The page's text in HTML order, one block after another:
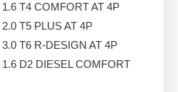
1.6 T4 COMFORT AT 4P
2.0 T5 PLUS AT 4P
3.0 T6 R-DESIGN AT 4P
1.6 D2 DIESEL COMFORT